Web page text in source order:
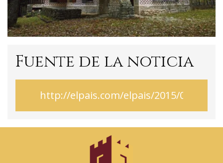
Fuente de la noticia
http://elpais.com/elpais/2015/06/01/